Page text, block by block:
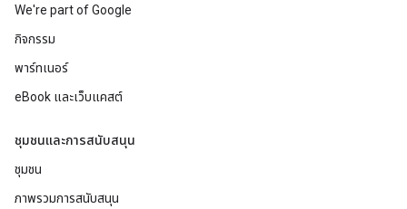
We're part of Google
กิจกรรม
พาร์ทเนอร์
eBook และเว็บแคสต์
ชุมชนและการสนับสนุน
ชุมชน
ภาพรวมการสนับสนุน